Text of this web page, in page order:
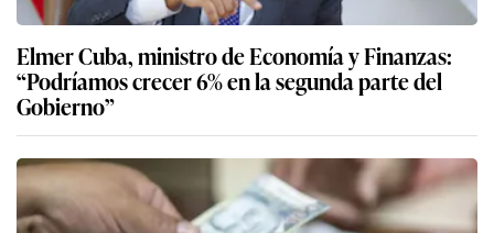
Elmer Cuba, ministro de Economía y Finanzas:
“Podríamos crecer 6% en la segunda parte del
Gobierno”